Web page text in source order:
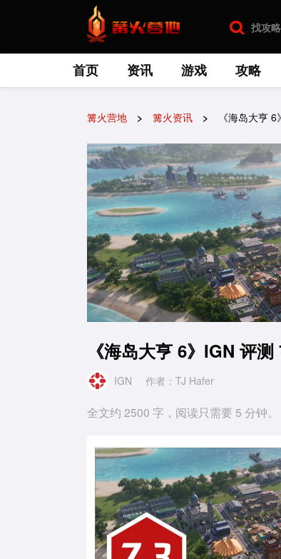
首页 资讯 游戏 攻略
篝火营地 篝火资讯 《海岛大亨
《海岛大亨 6》IGN 评
IGN 作者：TJ Hafer
全文约 2500 字，阅读只需要 5 分钟。